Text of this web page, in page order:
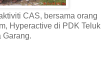
CAS, bersama orang
Hyperactive di PDK Teluk
Garang.